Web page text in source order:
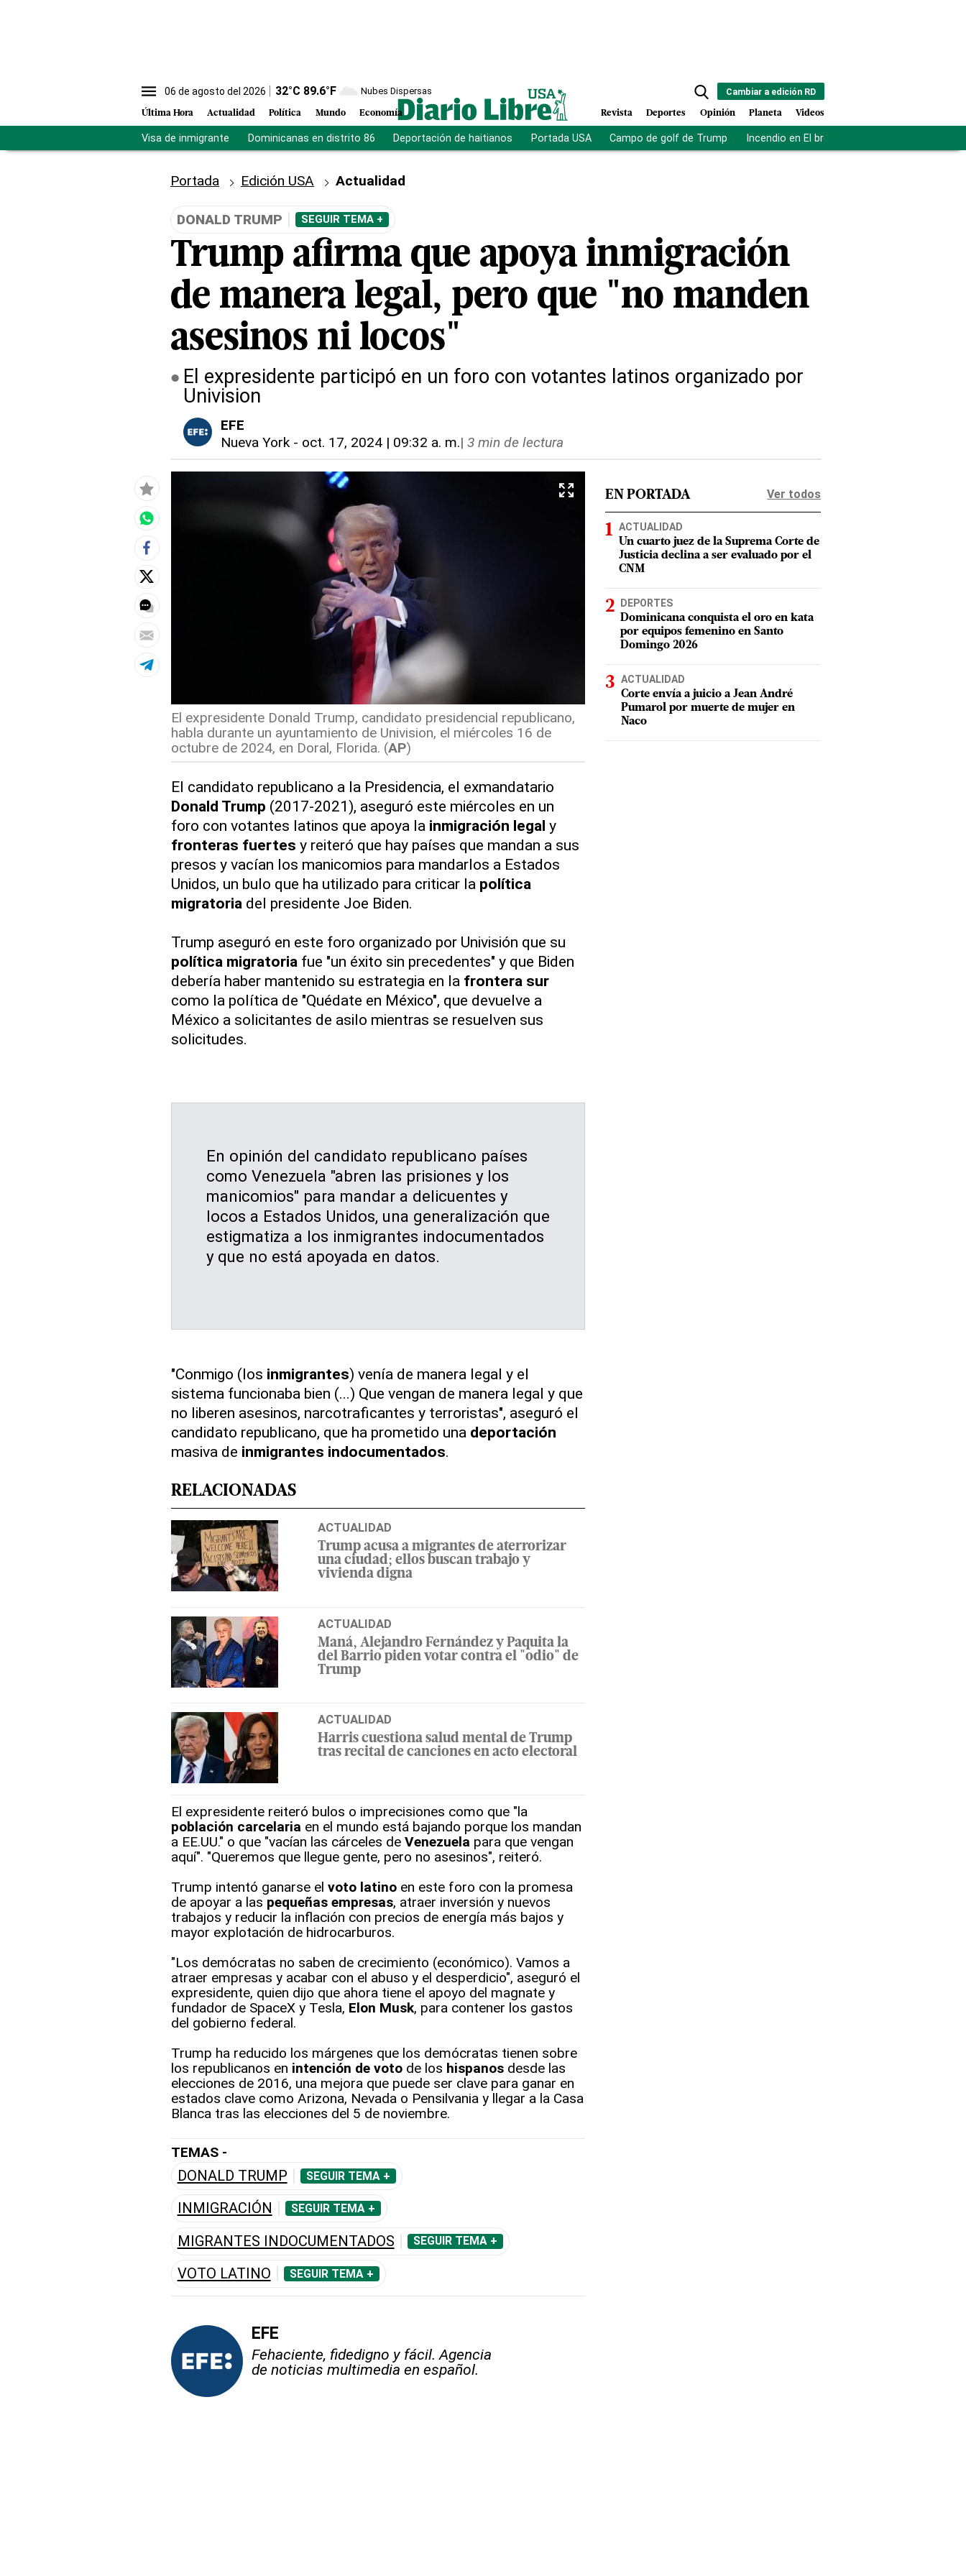
06 de agosto del 2026 32°C 89.6°F Nubes Dispersas
Última Hora Actualidad Política Mundo Economía
Cambiar a edición RD
Revista Deportes Opinión Planeta Videos
Visa de inmigrante Dominicanas en distrito 86 Deportación de haitianos Portada USA Campo de golf de Trump Incendio en El bronx
Portada Edición USA Actualidad
DONALD TRUMP SEGUIR TEMA +
Trump afirma que apoya inmigración
de manera legal, pero que "no manden
asesinos ni locos"
El expresidente participó en un foro con votantes latinos organizado por
Univision
EFE
Nueva York- oct. 17, 2024 | 09:32 a. m.| 3 min de lectura
El expresidente Donald Trump, candidato presidencial republicano,
habla durante un ayuntamiento de Univision, el miércoles 16 de
octubre de 2024, en Doral, Florida. (AP)
El candidato republicano a la Presidencia, el exmandatario
Donald Trump (2017-2021), aseguró este miércoles en un
foro con votantes latinos que apoya la inmigración legal y
fronteras fuertes y reiteró que hay países que mandan a sus
presos y vacían los manicomios para mandarlos a Estados
Unidos, un bulo que ha utilizado para criticar la política
migratoriadel presidente Joe Biden.
Trump aseguró en este foro organizado por Univisión que su
política migratoriafue "un éxito sin precedentes" y que Biden
debería haber mantenido su estrategia en la frontera sur
como la política de "Quédate en México", que devuelve a
México a solicitantes de asilo mientras se resuelven sus
solicitudes.
En opinión del candidato republicano países
como Venezuela "abren las prisiones y los
manicomios" para mandar a delicuentes y
locos a Estados Unidos, una generalización que
estigmatiza a los inmigrantes indocumentados
y que no está apoyada en datos.
"Conmigo (los inmigrantes) venía de manera legal y el
sistema funcionaba bien (...) Que vengan de manera legal y que
no liberen asesinos, narcotraficantes y terroristas", aseguró el
candidato republicano, que ha prometido una deportación
masiva de inmigrantes indocumentados.
RELACIONADAS
ACTUALIDAD
Trump acusa a migrantes de aterrorizar
una ciudad; ellos buscan trabajo y
vivienda digna
ACTUALIDAD
Maná, Alejandro Fernández y Paquita la
del Barrio piden votar contra el "odio" de
Trump
ACTUALIDAD
Harris cuestiona salud mental de Trump
tras recital de canciones en acto electoral
El expresidente reiteró bulos o imprecisiones como que "la
población carcelaria en el mundo está bajando porque los mandan
a EE.UU." o que "vacían las cárceles de Venezuela para que vengan
aquí". "Queremos que llegue gente, pero no asesinos", reiteró.
Trump intentó ganarse el voto latinoen este foro con la promesa
de apoyar a las pequeñas empresas, atraer inversión y nuevos
trabajos y reducir la inflación con precios de energía más bajos y
mayor explotación de hidrocarburos.
"Los demócratas no saben de crecimiento (económico). Vamos a
atraer empresas y acabar con el abuso y el desperdicio", aseguró el
expresidente, quien dijo que ahora tiene el apoyo del magnate y
fundador de SpaceX y Tesla, Elon Musk, para contener los gastos
del gobierno federal.
Trump ha reducido los márgenes que los demócratas tienen sobre
los republicanos en intención de votode los hispanosdesde las
elecciones de 2016, una mejora que puede ser clave para ganar en
estados clave como Arizona, Nevada o Pensilvania y llegar a la Casa
Blanca tras las elecciones del 5 de noviembre.
TEMAS -
DONALD TRUMP SEGUIR TEMA +
INMIGRACIÓN SEGUIR TEMA +
MIGRANTES INDOCUMENTADOS SEGUIR TEMA +
VOTO LATINO SEGUIR TEMA +
EFE
Fehaciente, fidedigno y fácil. Agencia
de noticias multimedia en español.
EN PORTADA Ver todos
ACTUALIDAD
Un cuarto juez de la Suprema Corte de
Justicia declina a ser evaluado por el
CNM
DEPORTES
Dominicana conquista el oro en kata
por equipos femenino en Santo
Domingo 2026
ACTUALIDAD
Corte envía a juicio a Jean André
Pumarol por muerte de mujer en
Naco